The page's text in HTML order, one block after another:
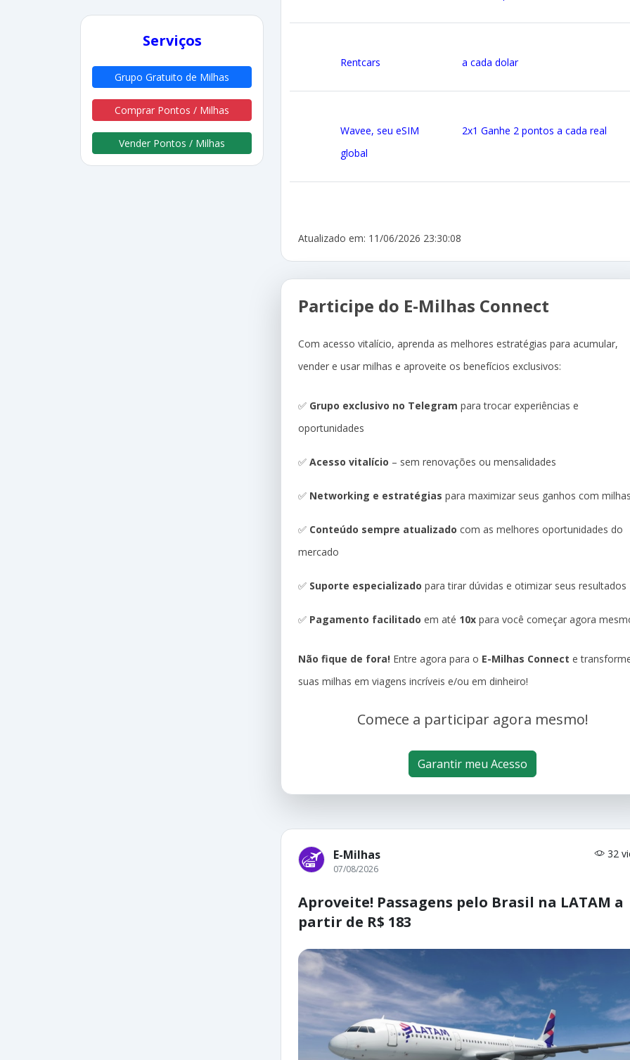
Serviços
Grupo Gratuito de Milhas
Comprar Pontos / Milhas
Vender Pontos / Milhas
Rentcars a cada dolar
Wavee, seu eSIM
global
2x1 Ganhe 2 pontos a cada real
Atualizado em: 11/06/2026 23:30:08
Participe do E-Milhas Connect
Com acesso vitalício, aprenda as melhores estratégias para acumular,
vender e usar milhas e aproveite os benefícios exclusivos:
✅ Grupo exclusivo no Telegram para trocar experiências e
oportunidades
✅ Acesso vitalício – sem renovações ou mensalidades
✅ Networking e estratégias para maximizar seus ganhos com
✅ Conteúdo sempre atualizado com as melhores oportunidades do
mercado
✅ Suporte especializado para tirar dúvidas e otimizar seus resultados
✅ Pagamento facilitado em até 10x para você começar agora
Não fique de fora! Entre agora para o E-Milhas Connect e
suas milhas em viagens incríveis e/ou em dinheiro!
Comece a participar agora mesmo!
Garantir meu Acesso
E-Milhas 32
07/08/2026
Aproveite! Passagens pelo Brasil na LATAM a
partir de R$ 183